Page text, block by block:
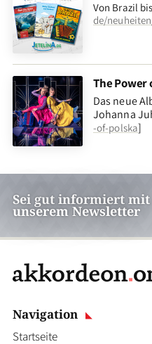
Von Brazil
de/
The Power
Das neue
Johanna
-of-polska]
Sei gut informiert mit
unserem Newsletter
Navigation
Startseite